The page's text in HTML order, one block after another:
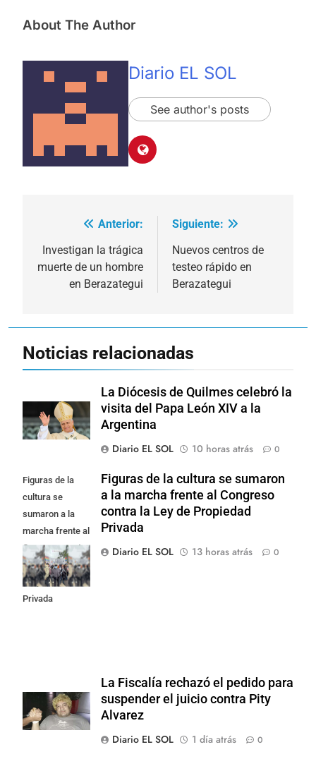
About The Author
Diario EL SOL
See author's posts
Navegación
de
entradas
Anterior:
Investigan la trágica
muerte de un hombre
en Berazategui
Siguiente:
Nuevos centros de
testeo rápido en
Berazategui
Noticias relacionadas
La Diócesis de Quilmes celebró la
visita del Papa León XIV a la
Argentina
Diario EL SOL
10 horas atrás 0
Figuras de la
cultura se
sumaron a la
marcha frente al
Congreso contra
la Ley de
Propiedad
Privada
Figuras de la cultura se sumaron
a la marcha frente al Congreso
contra la Ley de Propiedad
Privada
Diario EL SOL
13 horas atrás 0
La Fiscalía rechazó el pedido para
suspender el juicio contra Pity
Alvarez
Diario EL SOL
1 día atrás 0